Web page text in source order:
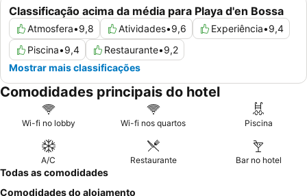
Classificação acima da média para Playa d'en Bossa
Atmosfera•9,8 Atividades•9,6 Experiência•9,4
Piscina•9,4 Restaurante•9,2
Mostrar mais classificações
Comodidades principais do hotel
Wi-fi no lobby Wi-fi nos quartos Piscina
A/C Restaurante Bar no hotel
Todas as comodidades
Comodidades do alojamento